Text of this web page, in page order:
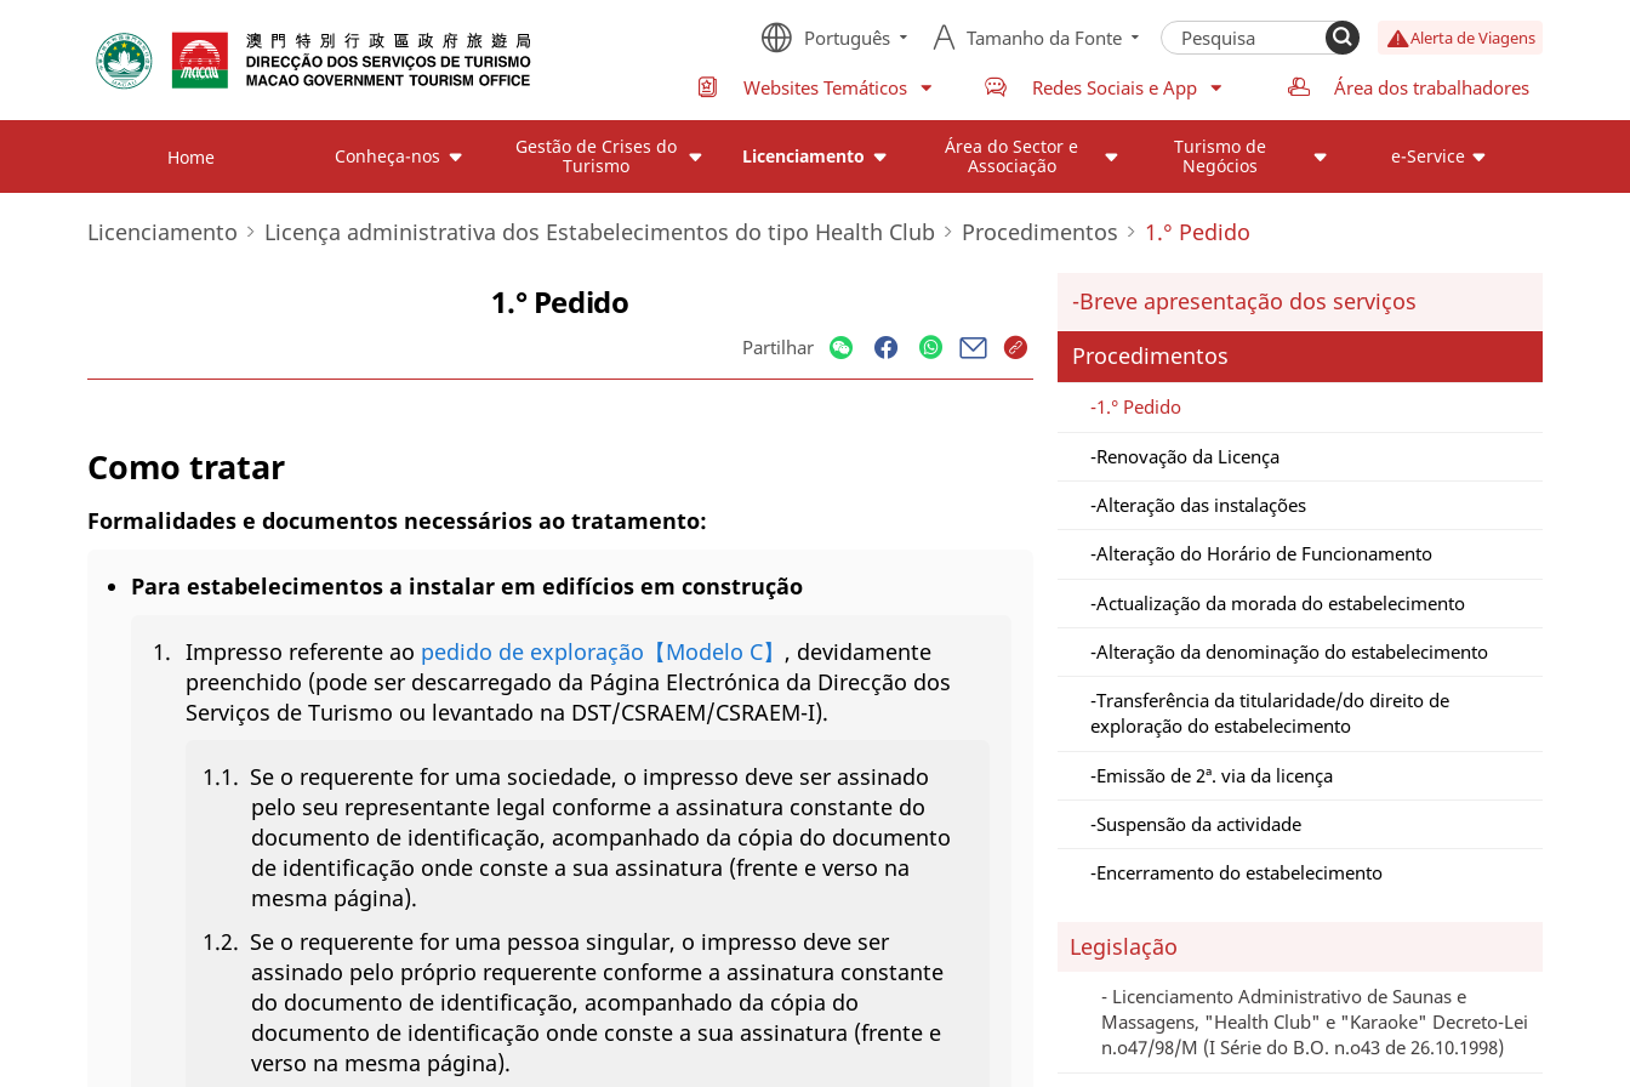
Português Tamanho da Fonte Alerta de Viagens
Websites Temáticos Redes Sociais e App Área dos trabalhadores
Home Conheça-nos
Gestão de Crises do
Turismo
Licenciamento
Área do Sector e
Associação
Turismo de
Negócios
e-Service
Licenciamento Licença administrativa dos Estabelecimentos do tipo Health Club Procedimentos 1.° Pedido
1.° Pedido
Partilhar
Como tratar
Formalidades e documentos necessários ao tratamento:
Para estabelecimentos a instalar em edifícios em construção
Impresso referente ao pedido de exploração【Modelo C】 , devidamente
preenchido (pode ser descarregado da Página Electrónica da Direcção dos
Serviços de Turismo ou levantado na DST/CSRAEM/CSRAEM-I).
Se o requerente for uma sociedade, o impresso deve ser assinado
pelo seu representante legal conforme a assinatura constante do
documento de identificação, acompanhado da cópia do documento
de identificação onde conste a sua assinatura (frente e verso na
mesma página).
Se o requerente for uma pessoa singular, o impresso deve ser
assinado pelo próprio requerente conforme a assinatura constante
do documento de identificação, acompanhado da cópia do
documento de identificação onde conste a sua assinatura (frente e
verso na mesma página).
Breve apresentação dos serviços
Procedimentos
1.° Pedido
Renovação da Licença
Alteração das instalações
Alteração do Horário de Funcionamento
Actualização da morada do estabelecimento
Alteração da denominação do estabelecimento
Transferência da titularidade/do direito de
exploração do estabelecimento
Emissão de 2ª. via da licença
Suspensão da actividade
Encerramento do estabelecimento
Legislação
Licenciamento Administrativo de Saunas e
Massagens, "Health Club" e "Karaoke" Decreto-Lei
n.o47/98/M (I Série do B.O. n.o43 de 26.10.1998)